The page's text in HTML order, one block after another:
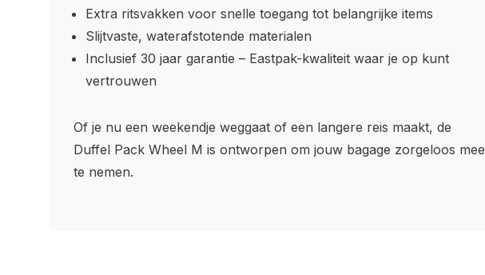
Extra ritsvakken voor snelle toegang tot belangrijke items
Slijtvaste, waterafstotende materialen
Inclusief 30 jaar garantie – Eastpak-kwaliteit waar je op kunt
vertrouwen
Of je nu een weekendje weggaat of een langere reis maakt, de
Duffel Pack Wheel M is ontworpen om jouw bagage zorgeloos mee
te nemen.